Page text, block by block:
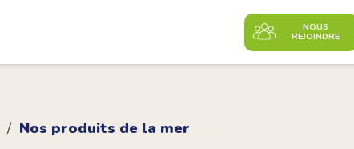
NOUS
REJOINDRE
Nos produits de la mer